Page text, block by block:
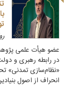
عضو هیأت علمی
در رابطه رهبری و
«نظام‌سازی تمدنی»
انحراف از اصول